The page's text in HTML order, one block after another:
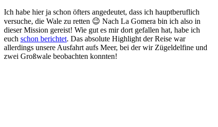
Ich habe hier ja schon öfters angedeutet, dass ich hauptberuflich
versuche, die Wale zu retten 😉 Nach La Gomera bin ich also in
dieser Mission gereist! Wie gut es mir dort gefallen hat, habe ich
euch schon berichtet. Das absolute Highlight der Reise war
allerdings unsere Ausfahrt aufs Meer, bei der wir Zügeldelfine und
zwei Großwale beobachten konnten!